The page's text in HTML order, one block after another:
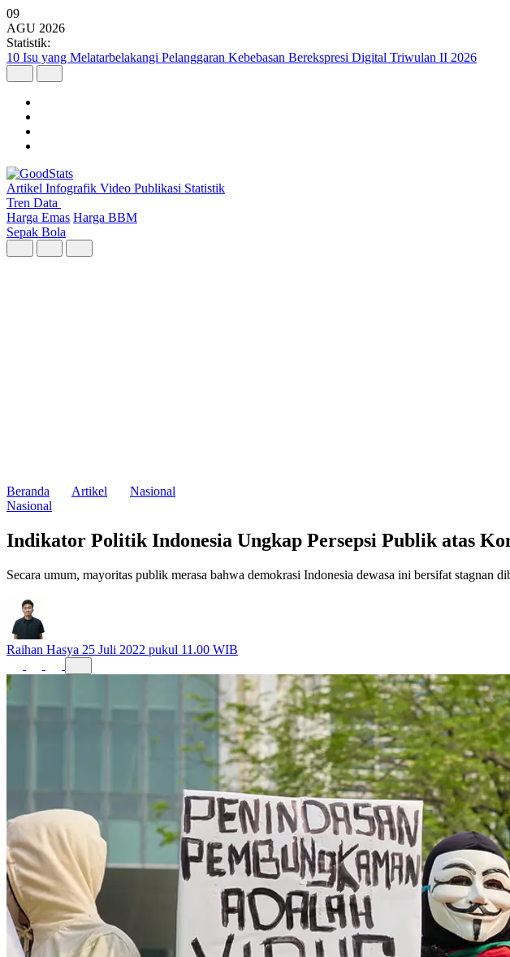
09
AGU 2026
Statistik:
10 Isu yang Melatarbelakangi Pelanggaran Kebebasan Berekspresi Digital Triwulan II 2026
Artikel Infografik Video Publikasi Statistik
Tren Data
Harga Emas Harga BBM
Sepak Bola
Beranda Artikel
Nasional
Nasional
Indikator Politik Indonesia Ungkap Persepsi Publik atas
Secara umum, mayoritas publik merasa bahwa demokrasi Indonesia dewasa ini bersifat stagnan
Raihan Hasya 25 Juli 2022 pukul 11.00 WIB